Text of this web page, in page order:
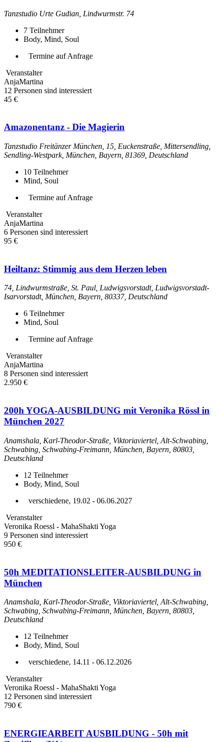
Tanzstudio Urte Gudian, Lindwurmstr. 74
7 Teilnehmer
Body, Mind, Soul
Termine auf Anfrage
Veranstalter
AnjaMartina
12 Personen sind interessiert
45 €
Amazonentanz - Die Magierin
Tanzstudio Freitänzer München, 15, Euckenstraße, Mittersendling,
Sendling-Westpark, München, Bayern, 81369, Deutschland
10 Teilnehmer
Mind, Soul
Termine auf Anfrage
Veranstalter
AnjaMartina
6 Personen sind interessiert
95 €
Heiltanz: Stimmig aus dem Herzen leben
74, Lindwurmstraße, St. Paul, Ludwigsvorstadt, Ludwigsvorstadt-
Isarvorstadt, München, Bayern, 80337, Deutschland
6 Teilnehmer
Mind, Soul
Termine auf Anfrage
Veranstalter
AnjaMartina
8 Personen sind interessiert
2.950 €
200h YOGA-AUSBILDUNG mit Veronika Rössl in
München 2027
Anamshala, Karl-Theodor-Straße, Viktoriaviertel, Alt-Schwabing,
Schwabing, Schwabing-Freimann, München, Bayern, 80803,
Deutschland
12 Teilnehmer
Body, Mind, Soul
verschiedene, 19.02 - 06.06.2027
Veranstalter
Veronika Roessl - MahaShakti Yoga
9 Personen sind interessiert
950 €
50h MEDITATIONSLEITER-AUSBILDUNG in
München
Anamshala, Karl-Theodor-Straße, Viktoriaviertel, Alt-Schwabing,
Schwabing, Schwabing-Freimann, München, Bayern, 80803,
Deutschland
12 Teilnehmer
Body, Mind, Soul
verschiedene, 14.11 - 06.12.2026
Veranstalter
Veronika Roessl - MahaShakti Yoga
12 Personen sind interessiert
790 €
ENERGIEARBEIT AUSBILDUNG - 50h mit